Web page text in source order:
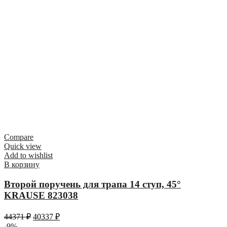
Compare
Quick view
Add to wishlist
В корзину
Второй поручень для трапа 14 ступ, 45°
KRAUSE 823038
44371₽ 40337 ₽